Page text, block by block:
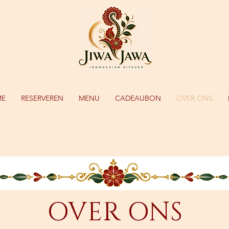
RESERVEREN MENU CADEAUBON OVER ONS
OVER ONS